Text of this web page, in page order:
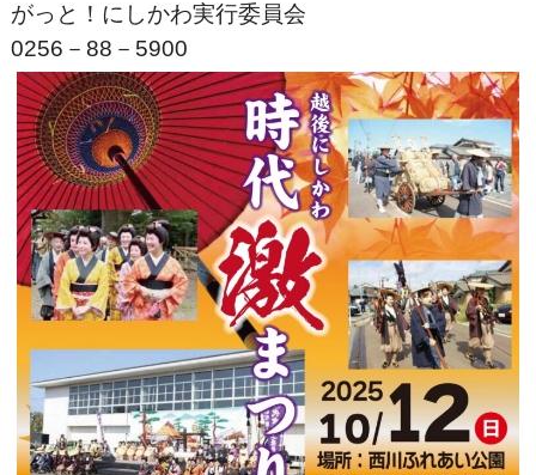
がっと！にしかわ実行委員会
0256－88－5900